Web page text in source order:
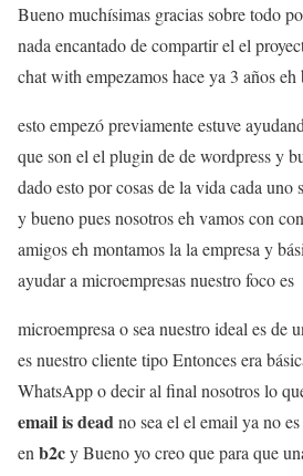
Bueno muchísimas gracias sobre todo
nada encantado de compartir el el
chat with empezamos hace ya 3 años
esto empezó previamente estuve
que son el el plugin de de wordpress y
dado esto por cosas de la vida cada uno
y bueno pues nosotros eh vamos con
amigos eh montamos la la empresa y
ayudar a microempresas nuestro foco es
microempresa o sea nuestro ideal es de
es nuestro cliente tipo Entonces era
WhatsApp o decir al final nosotros lo
email is deadno sea el el email ya no
en b2cy Bueno yo creo que para que